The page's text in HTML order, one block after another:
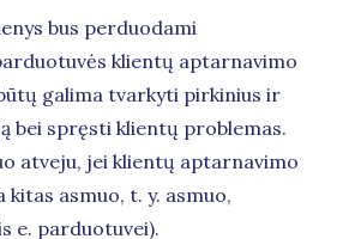
bus perduodami
klientų aptarnavimo
galima tvarkyti pirkinius ir
bei spręsti klientų problemas.
atveju, jei klientų aptarnavimo
kitas asmuo, t. y. asmuo,
e. parduotuvei).